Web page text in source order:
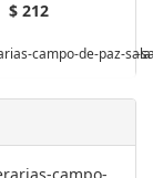
$ 212